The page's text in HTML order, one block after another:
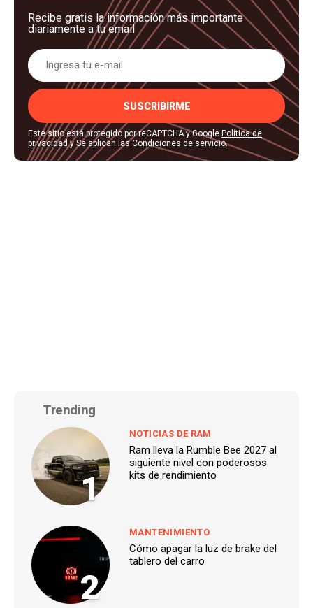
Recibe gratis la información más importante
diariamente a tu email
SUSCRIBIRME
Este sitio está protegido por reCAPTCHA y Google Política de
privacidad y Se aplican lasCondiciones de servicio.
Trending
1
NOTICIAS DE RAM
Ram lleva la Rumble Bee 2027 al
siguiente nivel con poderosos
kits de rendimiento
2
MANTENIMIENTO
Cómo apagar la luz de brake del
tablero del carro